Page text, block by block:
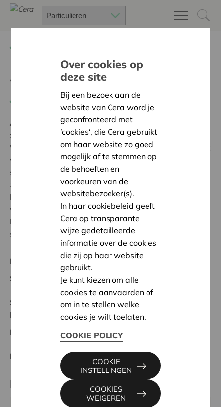
Warme hap
Terug naar overzicht
Ambitie:
Een solidaire, respectvolle samenleving
zonder drempels
'Play It Loud vzw kreeg steun van Cera voor de opstart
van het project ‘warme Hap (Tafelgenoten) Met deze
steun konden we investeren in duurzame materialen
zoals kookgerei, tafelmateriaal en logistieke
benodigdheden. Zo werd het mogelijk om op een
warme, laagdrempelige manier mensen met een
beperkt budget, een beperking of sociaal isolement
samen rond de tafel te brengen.'
Regionaal Project
Startdatum:
04/02/2025
Status:
Volledig
Noord-Limburg
Datum:
04/02/2025
Beslissing: Goedgekeurd
Partner
Over cookies op
deze site
Bij een bezoek aan de
website van Cera word je
geconfronteerd met
’cookies‘, die Cera gebruikt
om haar website zo goed
mogelijk af te stemmen op
de behoeften en
voorkeuren van de
websitebezoeker(s).
In haar cookiebeleid geeft
Cera op transparante
wijze gedetailleerde
informatie over de cookies
die zij op haar website
gebruikt.
Je kunt kiezen om alle
cookies te aanvaarden of
om in te stellen welke
cookies je wilt toelaten.
COOKIE POLICY
COOKIES
WEIGEREN
COOKIE
INSTELLINGEN